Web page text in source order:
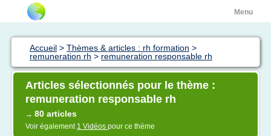
Menu
Accueil > Thèmes & articles : rh formation >
remuneration rh > remuneration responsable rh
Articles sélectionnés pour le thème :
remuneration responsable rh
→ 80 articles
Voir également 1 Vidéos pour ce thème